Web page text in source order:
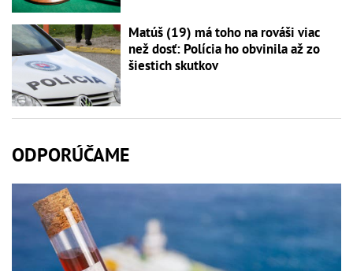
Matúš (19) má toho na rováši viac
než dosť: Polícia ho obvinila až zo
šiestich skutkov
ODPORÚČAME